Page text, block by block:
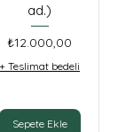
ad.)
Fiyat
₺12.000,00
+ Teslimat bedeli
Sepete Ekle